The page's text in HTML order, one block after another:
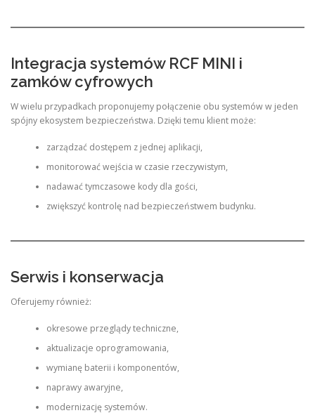
Integracja systemów RCF MINI i
zamków cyfrowych
W wielu przypadkach proponujemy połączenie obu systemów w jeden
spójny ekosystem bezpieczeństwa. Dzięki temu klient może:
zarządzać dostępem z jednej aplikacji,
monitorować wejścia w czasie rzeczywistym,
nadawać tymczasowe kody dla gości,
zwiększyć kontrolę nad bezpieczeństwem budynku.
Serwis i konserwacja
Oferujemy również:
okresowe przeglądy techniczne,
aktualizacje oprogramowania,
wymianę baterii i komponentów,
naprawy awaryjne,
modernizację systemów.